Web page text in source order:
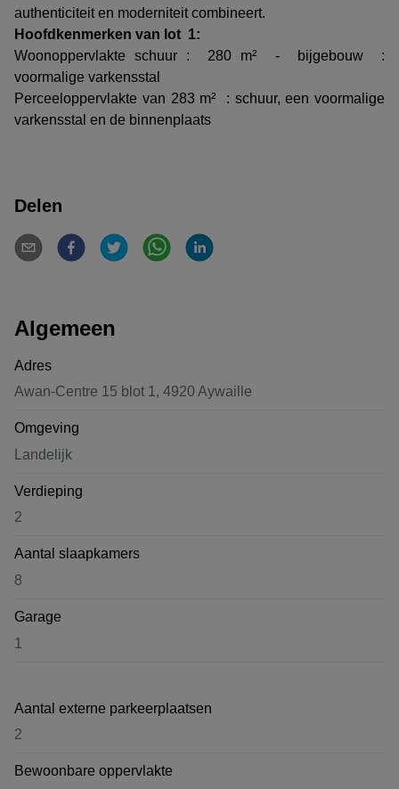
authenticiteit en moderniteit combineert.
Hoofdkenmerken van lot 1:
Woonoppervlakte schuur : 280 m² - bijgebouw :
voormalige varkensstal
Perceeloppervlakte van 283 m² : schuur, een voormalige
varkensstal en de binnenplaats
Delen
Algemeen
Adres
Awan-Centre 15 blot 1, 4920 Aywaille
Omgeving
Landelijk
Verdieping
2
Aantal slaapkamers
8
Garage
1
Aantal externe parkeerplaatsen
2
Bewoonbare oppervlakte